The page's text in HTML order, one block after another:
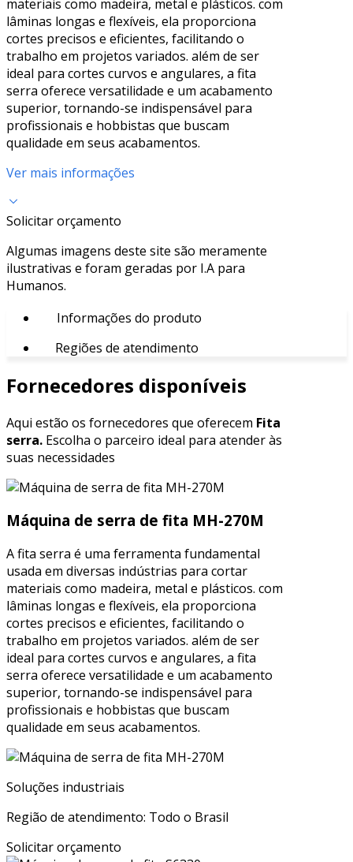
materiais como madeira, metal e plásticos. com
lâminas longas e flexíveis, ela proporciona
cortes precisos e eficientes, facilitando o
trabalho em projetos variados. além de ser
ideal para cortes curvos e angulares, a fita
serra oferece versatilidade e um acabamento
superior, tornando-se indispensável para
profissionais e hobbistas que buscam
qualidade em seus acabamentos.
Ver mais informações
Solicitar orçamento
Algumas imagens deste site são meramente
ilustrativas e foram geradas por I.A para
Humanos.
Informações do produto
Regiões de atendimento
Fornecedores disponíveis
Aqui estão os fornecedores que oferecem Fita
serra. Escolha o parceiro ideal para atender às
suas necessidades
Máquina de serra de fita MH-270M
A fita serra é uma ferramenta fundamental
usada em diversas indústrias para cortar
materiais como madeira, metal e plásticos. com
lâminas longas e flexíveis, ela proporciona
cortes precisos e eficientes, facilitando o
trabalho em projetos variados. além de ser
ideal para cortes curvos e angulares, a fita
serra oferece versatilidade e um acabamento
superior, tornando-se indispensável para
profissionais e hobbistas que buscam
qualidade em seus acabamentos.
Soluções industriais
Região de atendimento: Todo o Brasil
Solicitar orçamento